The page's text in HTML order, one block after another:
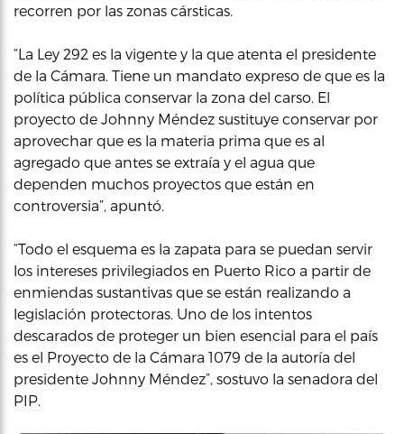
recorren por las zonas cársticas.
“La Ley 292 es la vigente y la que atenta el presidente
de la Cámara. Tiene un mandato expreso de que es la
política pública conservar la zona del carso. El
proyecto de Johnny Méndez sustituye conservar por
aprovechar que es la materia prima que es al
agregado que antes se extraía y el agua que
dependen muchos proyectos que están en
controversia”, apuntó.
“Todo el esquema es la zapata para se puedan servir
los intereses privilegiados en Puerto Rico a partir de
enmiendas sustantivas que se están realizando a
legislación protectoras. Uno de los intentos
descarados de proteger un bien esencial para el país
es el Proyecto de la Cámara 1079 de la autoría del
presidente Johnny Méndez”, sostuvo la senadora del
PIP.